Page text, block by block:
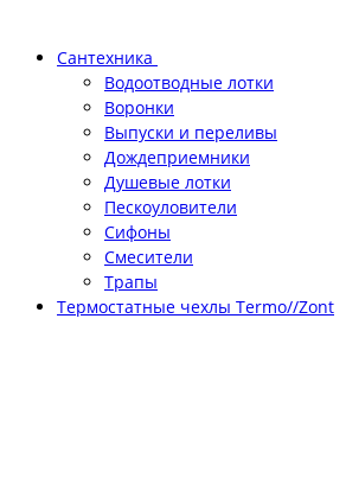
Сантехника
Водоотводные лотки
Воронки
Выпуски и переливы
Дождеприемники
Душевые лотки
Пескоуловители
Сифоны
Смесители
Трапы
Термостатные чехлы Termo//Zont